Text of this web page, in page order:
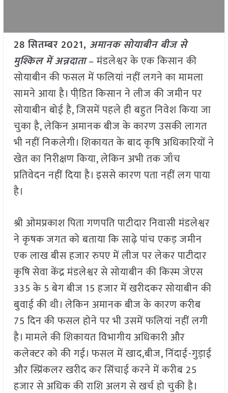
28 सितम्बर 2021, अमानक सोयाबीन बीज से
मुश्किल में अन्नदाता– मंडलेश्वर के एक किसान की
सोयाबीन की फसल में फलियां नहीं लगने का मामला
सामने आया है। पीडि़त किसान ने लीज की जमीन पर
सोयाबीन बोई है, जिसमें पहले ही बहुत निवेश किया जा
चुका है, लेकिन अमानक बीज के कारण उसकी लागत
भी नहीं निकलेगी। शिकायत के बाद कृषि अधिकारियों ने
खेत का निरीक्षण किया, लेकिन अभी तक जाँच
प्रतिवेदन नहीं दिया है। इससे कारण पता नहीं लग पाया
है।
श्री ओमप्रकाश पिता गणपति पाटीदार निवासी मंडलेश्वर
ने कृषक जगत को बताया कि साढ़े पांच एकड़ जमीन
एक लाख बीस हजार रुपए में लीज पर लेकर पाटीदार
कृषि सेवा केंद्र मंडलेश्वर से सोयाबीन की किस्म जेएस
335 के 5 बेग बीज 15 हजार में खरीदकर सोयाबीन की
बुवाई की थी। लेकिन अमानक बीज के कारण करीब
75 दिन की फसल होने पर भी उसमें फलियां नहीं लगी
है। मामले की शिकायत विभागीय अधिकारी और
कलेक्टर को की गई। फसल में खाद,बीज, निंदाई-गुड़ाई
और स्प्रिंकलर खरीद कर सिंचाई करने में करीब 25
हजार से अधिक की राशि अलग से खर्च हो चुकी है।